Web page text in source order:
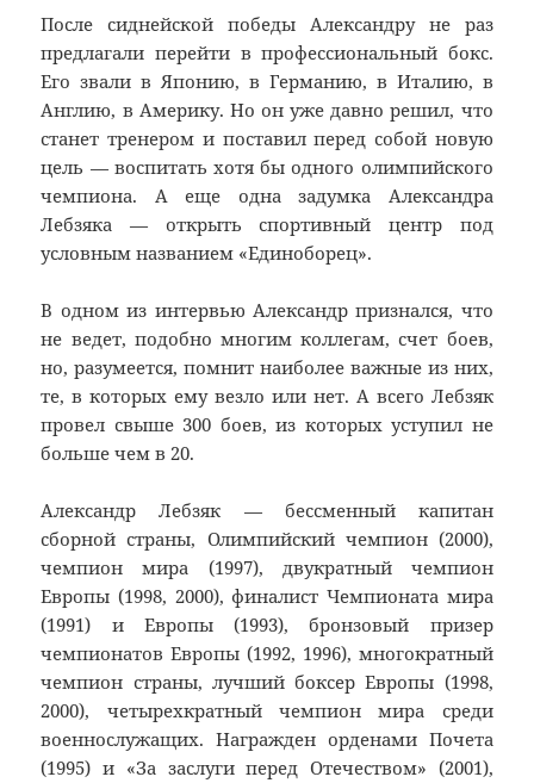
После сиднейской победы Александру не раз
предлагали перейти в профессиональный бокс.
Его звали в Японию, в Германию, в Италию, в
Англию, в Америку. Но он уже давно решил, что
станет тренером и поставил перед собой новую
цель — воспитать хотя бы одного олимпийского
чемпиона. А еще одна задумка Александра
Лебзяка — открыть спортивный центр под
условным названием «Единоборец».
В одном из интервью Александр признался, что
не ведет, подобно многим коллегам, счет боев,
но, разумеется, помнит наиболее важные из них,
те, в которых ему везло или нет. А всего Лебзяк
провел свыше 300 боев, из которых уступил не
больше чем в 20.
Александр Лебзяк — бессменный капитан
сборной страны, Олимпийский чемпион (2000),
чемпион мира (1997), двукратный чемпион
Европы (1998, 2000), финалист Чемпионата мира
(1991) и Европы (1993), бронзовый призер
чемпионатов Европы (1992, 1996), многократный
чемпион страны, лучший боксер Европы (1998,
2000), четырехкратный чемпион мира среди
военнослужащих. Награжден орденами Почета
(1995) и «За заслуги перед Отечеством» (2001),